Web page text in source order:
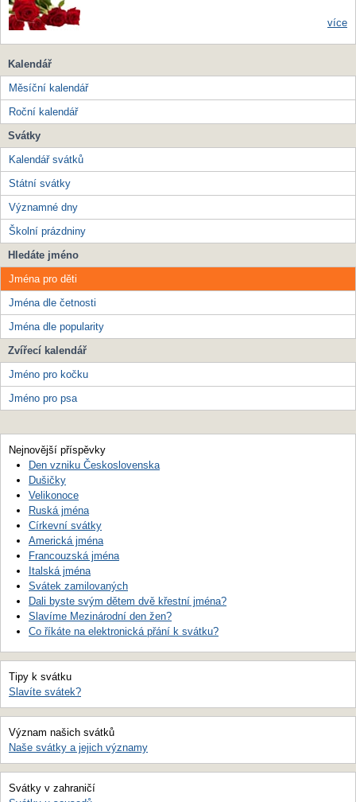
více
Kalendář
Měsíční kalendář
Roční kalendář
Svátky
Kalendář svátků
Státní svátky
Významné dny
Školní prázdniny
Hledáte jméno
Jména pro děti
Jména dle četnosti
Jména dle popularity
Zvířecí kalendář
Jméno pro kočku
Jméno pro psa
Nejnovější příspěvky
Den vzniku Československa
Dušičky
Velikonoce
Ruská jména
Církevní svátky
Americká jména
Francouzská jména
Italská jména
Svátek zamilovaných
Dali byste svým dětem dvě křestní jména?
Slavíme Mezinárodní den žen?
Co říkáte na elektronická přání k svátku?
Tipy k svátku
Slavíte svátek?
Význam našich svátků
Naše svátky a jejich významy
Svátky v zahraničí